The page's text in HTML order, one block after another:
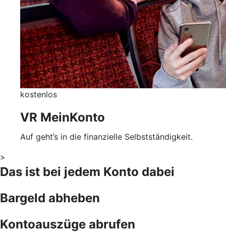
kostenlos
VR MeinKonto
Auf geht’s in die finanzielle Selbstständigkeit.
>
Das ist bei jedem Konto dabei
Bargeld abheben
Kontoauszüge abrufen